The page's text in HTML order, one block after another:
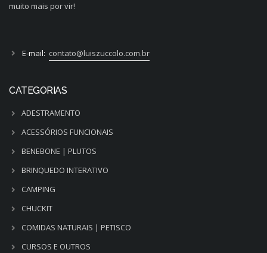
muito mais por vir!
E-mail: contato@luiszuccolo.com.br
CATEGORIAS
ADESTRAMENTO
ACESSÓRIOS FUNCIONAIS
BENEBONE | PLUTOS
BRINQUEDO INTERATIVO
CAMPING
CHUCKIT
COMIDAS NATURAIS | PETISCO
CURSOS E OUTROS